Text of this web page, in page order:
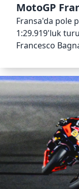
MotoGP
Fransa'da pole
1:29.919'luk
Francesco